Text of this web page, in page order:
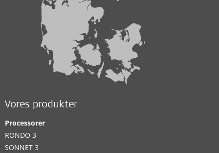
Vores produkter
Processorer
RONDO 3
SONNET 3